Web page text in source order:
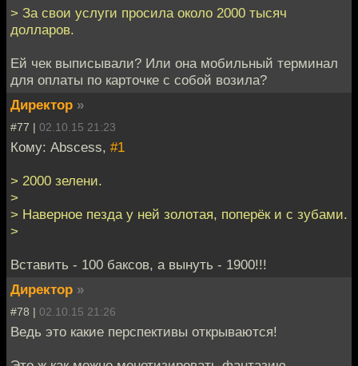
> За свои услуги просила около 2000 тысяч
долларов.
Ей чек выписывали? Или она мобильный терминал
для оплаты по карточке с собой возила?
Директор »
#77 | 02.10.15 21:23
Кому: Abscess, #1
> 2000 зелени.
>
> Наверное пезда у ней золотая, поперёк и с зубами.
>
Вставить - 100 баксов, а вынуть - 1900!!!
Директор »
#78 | 02.10.15 21:26
Ведь это какие перспективы открываются!